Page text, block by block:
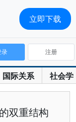
国际关系 社会学
录 注册
双重结构
立即下载